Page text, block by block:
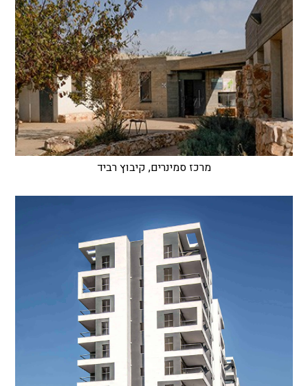
מרכז סמינרים, קיבוץ רביד